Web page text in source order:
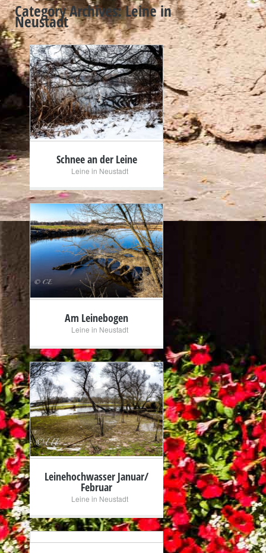
Category Archives:Leine in
Neustadt
+
Schnee an der Leine
Leine in Neustadt
+
Am Leinebogen
Leine in Neustadt
+
Leinehochwasser Januar/
Februar
Leine in Neustadt